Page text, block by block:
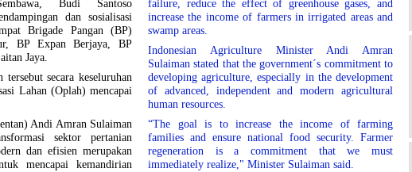
Budi Santoso
dan sosialisasi
Brigade Pangan (BP)
BP Expan Berjaya, BP
Jaya.
tersebut secara keseluruhan
Lahan (Oplah) mencapai
Andi Amran Sulaiman
sektor pertanian
dan efisien merupakan
mencapai kemandirian
failure, reduce the effect of greenhouse gases, and
increase the income of farmers in irrigated areas and
swamp areas.
Indonesian Agriculture Minister Andi Amran
Sulaiman stated that the government´s commitment to
developing agriculture, especially in the development
of advanced, independent and modern agricultural
human resources.
“The goal is to increase the income of farming
families and ensure national food security. Farmer
regeneration is a commitment that we must
immediately realize," Minister Sulaiman said.